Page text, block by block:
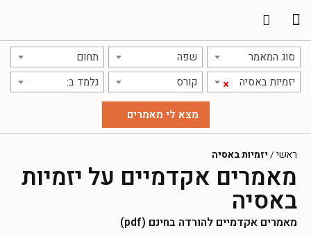
סוג המאמר שפה תחום
× יזמיות באסיה קורס נלמד ב:
ראשי / יזמיות באסיה
מאמרים אקדמיים על יזמיות
באסיה
מאמרים אקדמיים להורדה בחינם (pdf)